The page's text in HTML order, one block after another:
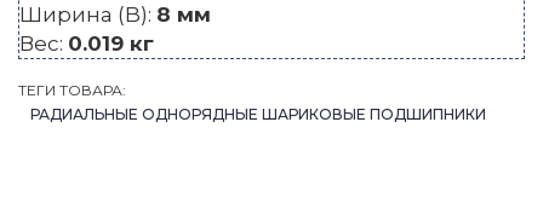
Ширина (B): 8 мм
Вес: 0.019 кг
ТЕГИ ТОВАРА:
РАДИАЛЬНЫЕ ОДНОРЯДНЫЕ ШАРИКОВЫЕ ПОДШИПНИКИ